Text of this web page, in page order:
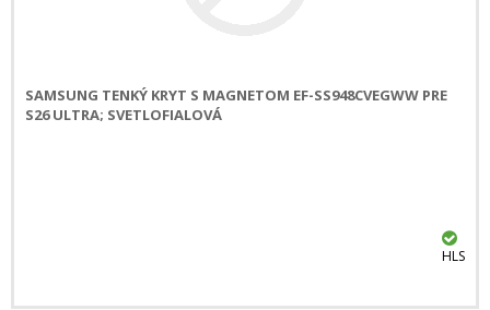
SAMSUNG TENKÝ KRYT S MAGNETOM EF-SS948CVEGWW PRE
S26 ULTRA; SVETLOFIALOVÁ
HLS